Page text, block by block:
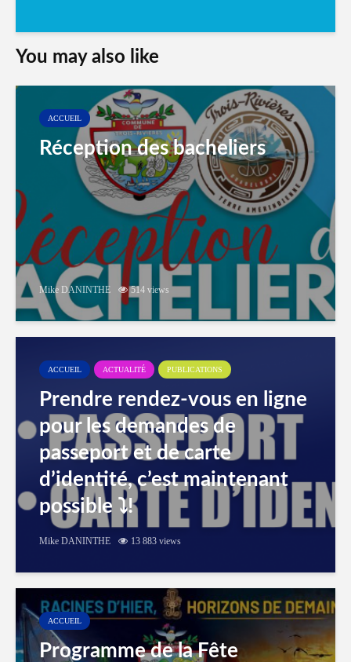
You may also like
ACCUEIL
Réception des bacheliers
Mike DANINTHE 514 views
ACCUEIL ACTUALITÉ PUBLICATIONS
Prendre rendez-vous en ligne
pour les demandes de
passeport et de carte
d’identité, c’est maintenant
possible ⤵️!
Mike DANINTHE 13 883 views
ACCUEIL
Programme de la Fête